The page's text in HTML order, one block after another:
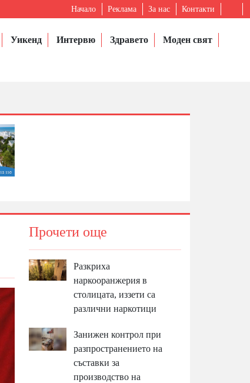
Начало Реклама За нас Контакти
Уикенд Интервю Здравето
Моден свят
Прочети още
Разкриха
наркооранжерия в
столицата, иззети са
различни наркотици
Занижен контрол при
разпространението на
съставки за
производство на